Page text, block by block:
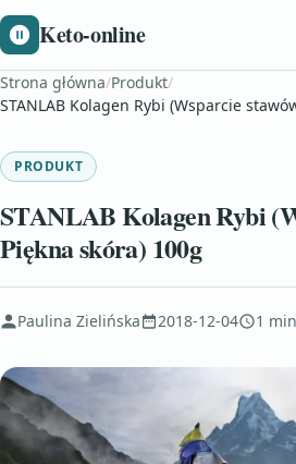
Keto-online
Strona główna/Produkt/
STANLAB Kolagen Rybi (Wsparcie
PRODUKT
STANLAB Kolagen Rybi
Piękna skóra) 100g
Paulina Zielińska 2018-12-04 1